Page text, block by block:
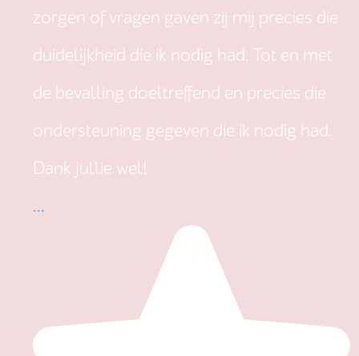
zorgen of vragen gaven zij mij precies die
duidelijkheid die ik nodig had. Tot en met
de bevalling doeltreffend en precies die
ondersteuning gegeven die ik nodig had.
Dank jullie wel!
...